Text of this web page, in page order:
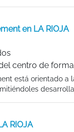
en LA RIOJA
centro de
está orientado
RIOJA